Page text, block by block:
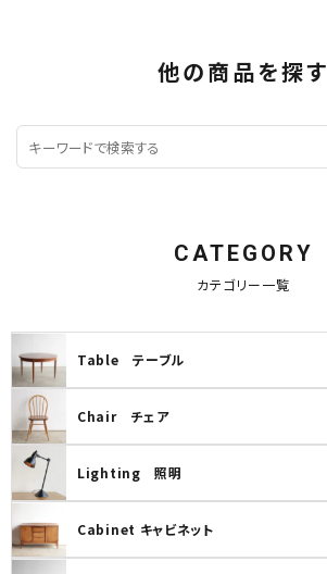
他の商品を探す
CATEGORY
カテゴリー一覧
Table テーブル
Chair チェア
Lighting 照明
Cabinet キャビネット